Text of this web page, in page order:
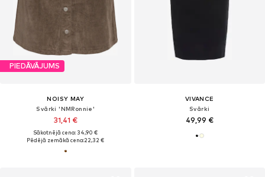
PIEDĀVĀJUMS
NOISY MAY
Svārki 'NMRonnie'
31,41 €
Sākotnējā cena: 34,90 €
Pēdējā zemākā cena:22,32 €
VIVANCE
Svārki
49,99 €